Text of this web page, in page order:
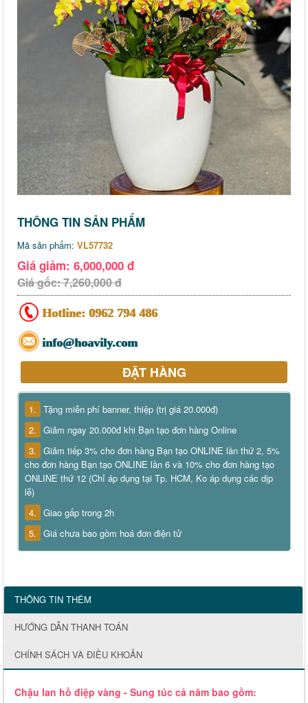
THÔNG TIN SẢN PHẨM
Mã sản phẩm: VL57732
Giá giảm: 6,000,000 đ
Giá gốc: 7,260,000 đ
Hotline: 0962 794 486
info@hoavily.com
ĐẶT HÀNG
1. Tặng miễn phí banner, thiệp (trị giá 20.000đ)
2. Giảm ngay 20.000đ khi Bạn tạo đơn hàng Online
3. Giảm tiếp 3% cho đơn hàng Bạn tạo ONLINE lần thứ 2, 5%
cho đơn hàng Bạn tạo ONLINE lần 6 và 10% cho đơn hàng tạo
ONLINE thứ 12 (Chỉ áp dụng tại Tp. HCM, Ko áp dụng các dịp
lễ)
4. Giao gấp trong 2h
5. Giá chưa bao gồm hoá đơn điện tử
THÔNG TIN THÊM
HƯỚNG DẪN THANH TOÁN
CHÍNH SÁCH VÀ ĐIỀU KHOẢN
Chậu lan hồ điệp vàng - Sung túc cả năm bao gồm: